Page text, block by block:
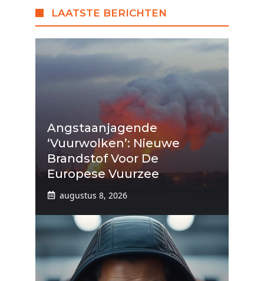
LAATSTE BERICHTEN
Angstaanjagende
‘vuurwolken’: Nieuwe
Brandstof Voor De
Europese Vuurzee
augustus 8, 2026